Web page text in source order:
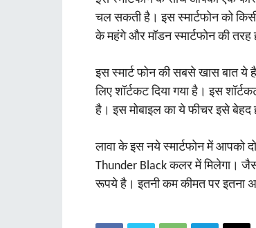
चल सकती है। इस स्‍मार्टफोन को
के महंगे और मॉडन स्‍मार्टफोन की तरह
इस स्‍मार्ट फोन की सबसे खास बात ये
लिए शॉर्टकट दिया गया है। इस
है। इस मोबाइल का ये फीचर इसे बेहद
लावा के इस नये स्‍मार्टफोन में आपको
Thunder Black कलर में मिलेगा।
रूपये है। इतनी कम कीमत पर इतना